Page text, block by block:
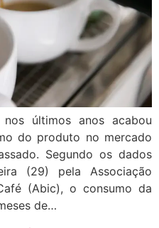
últimos anos acabou
do produto no mercado
Segundo os dados
(29) pela Associação
(Abic), o consumo da
de…